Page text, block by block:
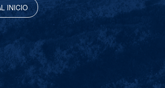
INICIO